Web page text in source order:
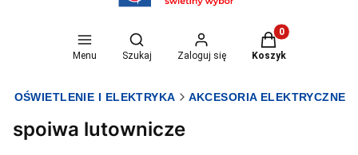
Menu
Otwórz wyszukiwarkę
Szukaj Zaloguj się
Produkty w
Koszyk
OŚWIETLENIE I ELEKTRYKA AKCESORIA ELEKTRYCZNE
spoiwa lutownicze